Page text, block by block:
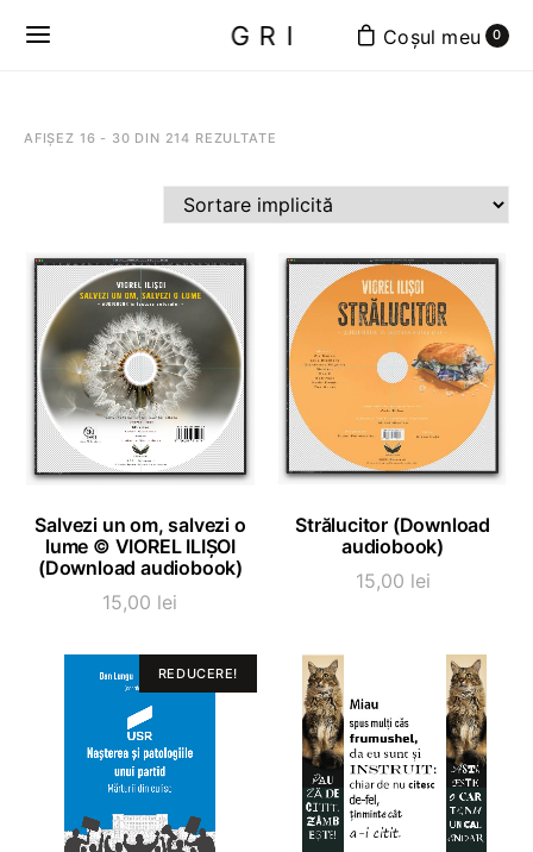
GRI 0
AFIȘEZ 16 - 30 DIN 214 REZULTATE
ADAUGĂ ÎN COȘ
Salvezi un om, salvezi o
lume © VIOREL ILIȘOI
(Download audiobook)
15,00 lei
ADAUGĂ ÎN COȘ
Strălucitor (Download
audiobook)
15,00 lei
REDUCERE!